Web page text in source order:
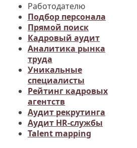
Работодателю
Подбор персонала
Прямой поиск
Кадровый аудит
Аналитика рынка
труда
Уникальные
специалисты
Рейтинг кадровых
агентств
Аудит рекрутинга
Аудит HR-службы
Talent mapping